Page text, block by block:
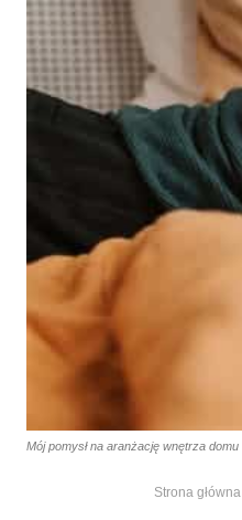
Mój pomysł na aranżację wnętrza domu
Strona główna